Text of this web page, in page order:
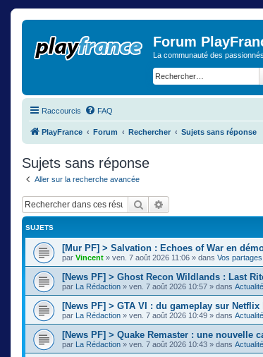
Forum
La communauté des
Raccourcis FAQ
PlayFrance Forum Rechercher Sujets sans réponse
Sujets sans réponse
Aller sur la recherche avancée
Rechercher
SUJETS
[Mur PF] > Salvation : Echoes of War en
par Vincent » ven. 7 août 2026 11:06 » dans Vos partages
[News PF] > Ghost Recon Wildlands : Last
par La Rédaction » ven. 7 août 2026 10:57 » dans
[News PF] > GTA VI : du gameplay sur Netflix
par La Rédaction » ven. 7 août 2026 10:49 » dans
[News PF] > Quake Remaster : une nouvelle
par La Rédaction » ven. 7 août 2026 10:43 » dans